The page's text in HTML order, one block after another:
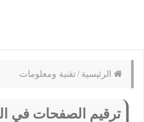
الرئيسية /تقنية ومعلومات
ترقيم الصفحات في